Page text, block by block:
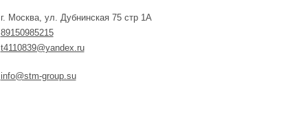
г. Москва, ул. Дубнинская 75 стр 1А
89150985215
t4110839@yandex.ru
info@stm-group.su